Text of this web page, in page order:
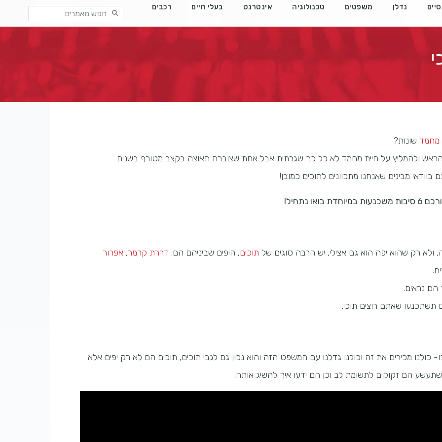
נדלן משפטים טכנולוגיה אינטרנט בעלי חיים רכבים
מחמד שונות?
ולהמליץ על חיית מחמד לא כל כך שגרתית אבל אחת שצוברת תאוצה בקצב מטורף בשנים
מבינים שאנחנו מתכוונים לתוכים כמובן!
נתחיל!
ולא רק שהוא יפה הוא גם אצילי, יש הרבה סוגים של תוכים, היפים שביניהם הם: דררת קרמר, אפרור
הם נראים.
תשתכנעו שאתם רוצים תוכי.
מכירים את זה וכולנו גדלנו עם המשפט הזה והוא נכון גם לגבי תוכים, תוכים הם לא רק יפים אלא
הם זקוקים לתשומת לב וכן הם ידעו איך להשיג אותה.